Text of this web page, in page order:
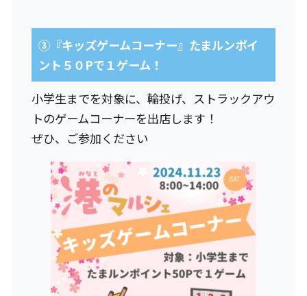
③『キッズゲームコーナー』たまルンポイ
ント５０Pで１ゲーム！
小学生までを対象に、輪投げ、ストラックアウ
トのゲームコーナーを出店します！
ぜひ、ご参加ください